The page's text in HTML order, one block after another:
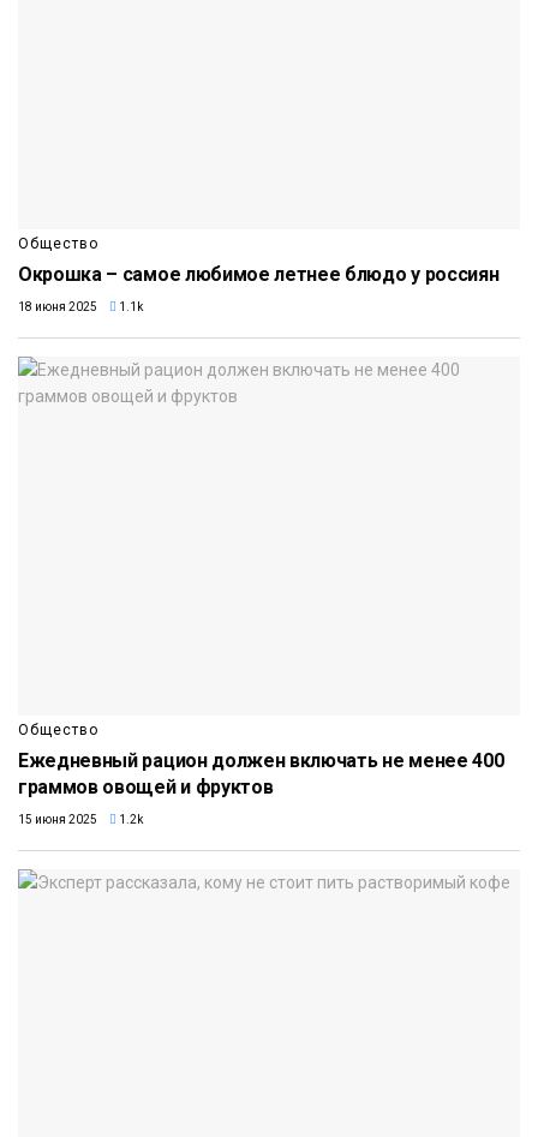
Общество
Окрошка – самое любимое летнее блюдо у россиян
18 июня 2025 1.1k
Общество
Ежедневный рацион должен включать не менее 400
граммов овощей и фруктов
15 июня 2025 1.2k